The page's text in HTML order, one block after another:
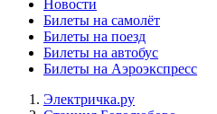
Новости
Билеты на самолёт
Билеты на поезд
Билеты на автобус
Билеты на Аэроэкспресс
Электричка.ру